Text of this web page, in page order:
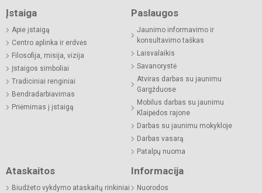
Įstaiga
Apie įstaigą
Centro aplinka ir erdvės
Filosofija, misija, vizija
Įstaigos simboliai
Tradiciniai renginiai
Bendradarbiavimas
Priėmimas į įstaigą
Paslaugos
Jaunimo informavimo ir
konsultavimo taškas
Laisvalaikis
Savanorystė
Atviras darbas su jaunimu
Gargžduose
Mobilus darbas su jaunimu
Klaipėdos rajone
Darbas su jaunimu mokykloje
Darbas vasarą
Patalpų nuoma
Ataskaitos
Biudžeto vykdymo ataskaitų rinkiniai
Informacija
Nuorodos